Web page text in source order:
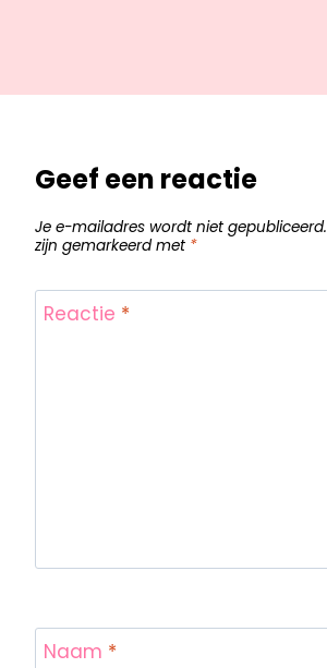
Geef een reactie
Je e-mailadres wordt niet gepubliceerd.
zijn gemarkeerd met *
Reactie *
Naam *